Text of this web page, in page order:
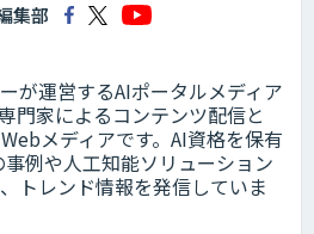
集部
が運営するAIポータルメディア
門家によるコンテンツ配信と
メディアです。AI資格を保有
例や人工知能ソリューション
トレンド情報を発信していま